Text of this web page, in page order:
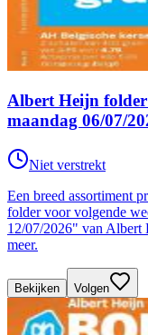
Albert Heijn
maandag 06/07/
Niet verstrekt
Een breed assortiment
folder voor volgende
12/07/2026" van Albert
meer.
Bekijken Volgen